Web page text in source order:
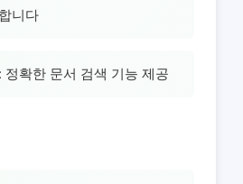
니다
정확한 문서 검색 기능 제공